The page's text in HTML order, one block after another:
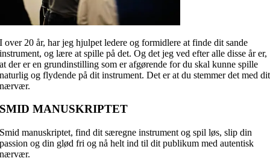
I over 20 år, har jeg hjulpet ledere og formidlere at finde dit sande
instrument, og lære at spille på det. Og det jeg ved efter alle disse år er,
at der er en grundinstilling som er afgørende for du skal kunne spille
naturlig og flydende på dit instrument. Det er at du stemmer det med dit
nærvær.
SMID MANUSKRIPTET
Smid manuskriptet, find dit særegne instrument og spil løs, slip din
passion og din glød fri og nå helt ind til dit publikum med autentisk
nærvær.